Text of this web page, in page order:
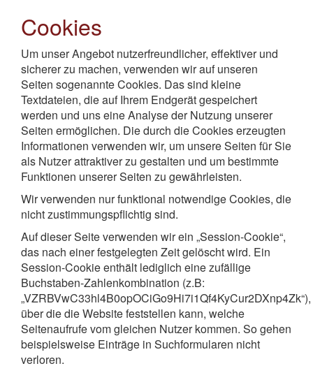
Cookies
Um unser Angebot nutzerfreundlicher, effektiver und
sicherer zu machen, verwenden wir auf unseren
Seiten sogenannte Cookies. Das sind kleine
Textdateien, die auf Ihrem Endgerät gespeichert
werden und uns eine Analyse der Nutzung unserer
Seiten ermöglichen. Die durch die Cookies erzeugten
Informationen verwenden wir, um unsere Seiten für Sie
als Nutzer attraktiver zu gestalten und um bestimmte
Funktionen unserer Seiten zu gewährleisten.
Wir verwenden nur funktional notwendige Cookies, die
nicht zustimmungspflichtig sind.
Auf dieser Seite verwenden wir ein „Session-Cookie“,
das nach einer festgelegten Zeit gelöscht wird. Ein
Session-Cookie enthält lediglich eine zufällige
Buchstaben-Zahlenkombination (z.B:
„VZRBVwC33hl4B0opOCiGo9Hi7i1Qf4KyCur2DXnp4Zk“),
über die die Website feststellen kann, welche
Seitenaufrufe vom gleichen Nutzer kommen. So gehen
beispielsweise Einträge in Suchformularen nicht
verloren.